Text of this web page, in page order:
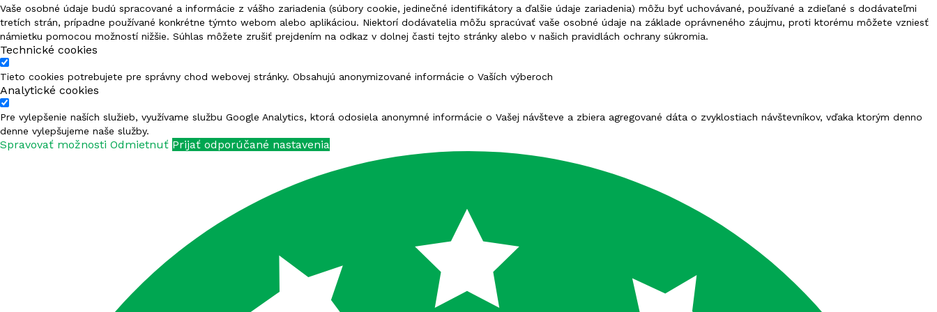
FERTISUN NPK 9-8-23
FERTISUN NPK 9-24-24
FERTISUN NPK 10-20-25
FERTISUN NPK 10-21-24
FERTISUN NPK 12-15-24
FERTISUN NPK 12-20-20
Vaše osobné údaje budú spracované a informácie z vášho zariadenia (súbory cookie, jedinečné identifikátory a ďalšie údaje zariadenia) môžu byť uchovávané, používané a zdieľané s dodávateľmi
tretích strán, prípadne používané konkrétne týmto webom alebo aplikáciou. Niektorí dodávatelia môžu spracúvať vaše osobné údaje na základe oprávneného záujmu, proti ktorému môžete vzniesť
námietku pomocou možností nižšie. Súhlas môžete zrušiť prejdením na odkaz v dolnej časti tejto stránky alebo v našich pravidlách ochrany súkromia.
Technické cookies
Tieto cookies potrebujete pre správny chod webovej stránky. Obsahujú anonymizované informácie o Vaších výberoch
Analytické cookies
Pre vylepšenie naších služieb, využívame službu Google Analytics, ktorá odosiela anonymné informácie o Vašej návšteve a zbiera agregované dáta o zvyklostiach návštevníkov, vďaka ktorým denno
denne vylepšujeme naše služby.
Spravovať možnosti Odmietnuť Prijať odporúčané nastavenia